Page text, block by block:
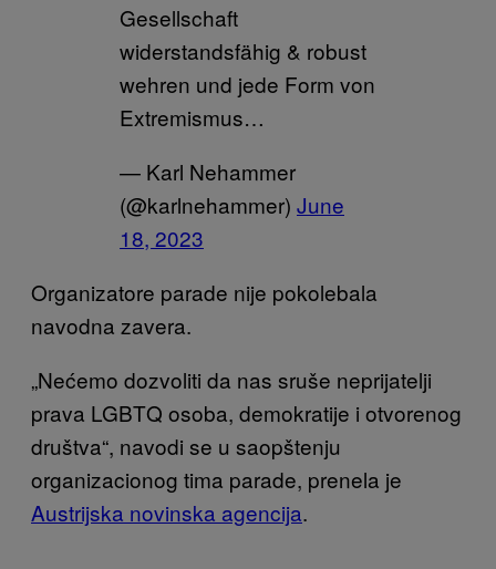
Gesellschaft
widerstandsfähig & robust
wehren und jede Form von
Extremismus…
— Karl Nehammer
(@karlnehammer) June
18, 2023
Organizatore parade nije pokolebala
navodna zavera.
„Nećemo dozvoliti da nas sruše neprijatelji
prava LGBTQ osoba, demokratije i otvorenog
društva“, navodi se u saopštenju
organizacionog tima parade, prenela je
Austrijska novinska agencija.